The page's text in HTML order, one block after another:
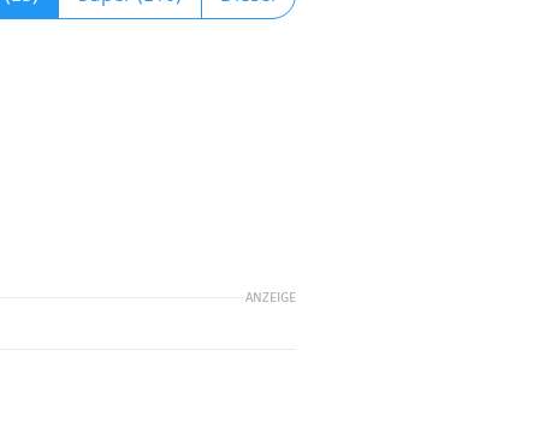
ANZEIGE